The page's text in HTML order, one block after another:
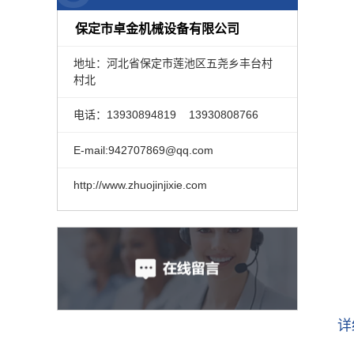
保定市卓金机械设备有限公司
地址： 河北省保定市莲池区五尧乡丰台村
村北
电话：13930894819 13930808766
E-mail:942707869@qq.com
http://www.zhuojinjixie.com